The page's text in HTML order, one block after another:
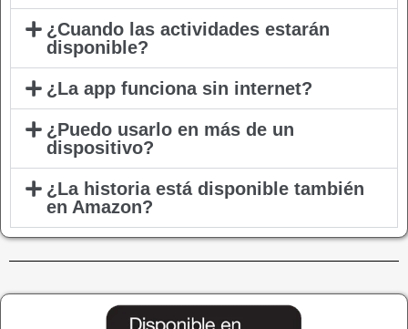
¿Cuando las actividades estarán
disponible?
¿La app funciona sin internet?
¿Puedo usarlo en más de un
dispositivo?
¿La historia está disponible también
en Amazon?